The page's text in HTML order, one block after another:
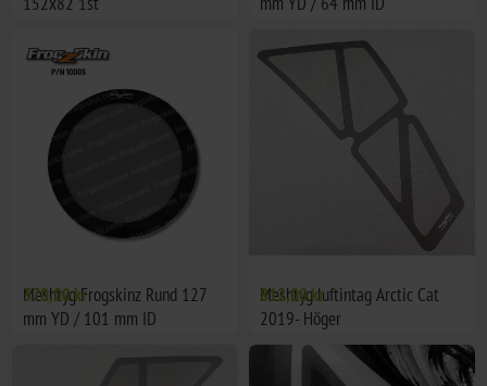
Meshtyg Frogskinz Rund 127
mm YD / 101 mm ID
370,00 kr
Meshtyg luftintag Arctic Cat
2019- Höger
812,00 kr